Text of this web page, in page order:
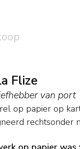
Flize
van port
op papier op
rechtsonder